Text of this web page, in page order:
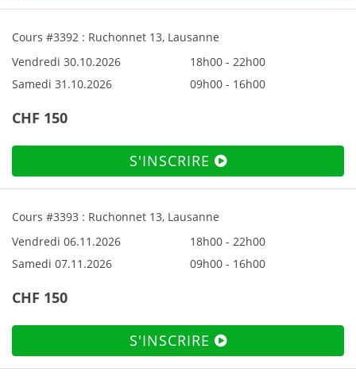
Cours #3392 : Ruchonnet 13, Lausanne
Vendredi 30.10.2026
18h00 - 22h00
Samedi 31.10.2026
09h00 - 16h00
CHF 150
S'INSCRIRE
Cours #3393 : Ruchonnet 13, Lausanne
Vendredi 06.11.2026
18h00 - 22h00
Samedi 07.11.2026
09h00 - 16h00
CHF 150
S'INSCRIRE